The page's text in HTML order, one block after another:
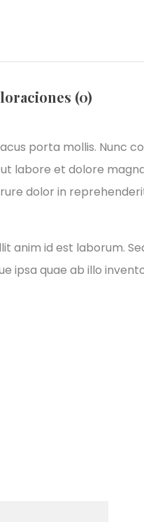
(0)
porta mollis. Nunc
labore et dolore
dolor in
id est laborum.
ipsa quae ab illo